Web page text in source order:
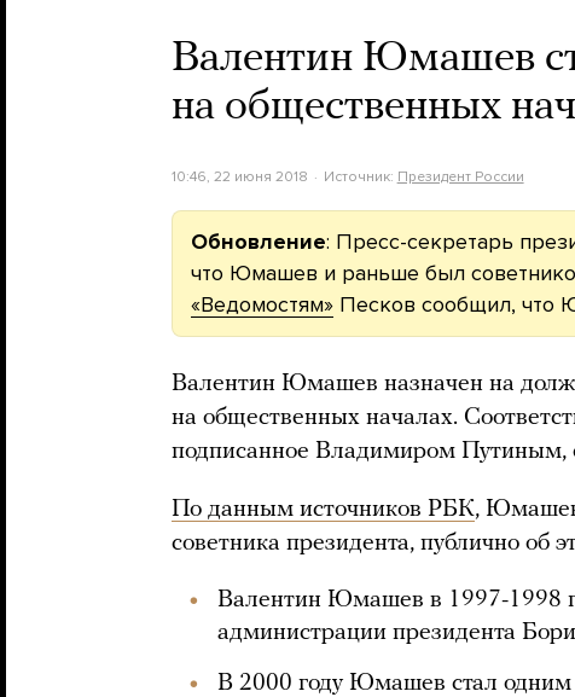
Валентин Юмашев
на общественных
10:46, 22 июня 2018 Источник: Президент России
Обновление: Пресс-секретарь
что Юмашев и раньше был
«Ведомостям» Песков сообщил, что
Валентин Юмашев назначен на
на общественных началах.
подписанное Владимиром Путиным,
По данным источников РБК, Юмашев
советника президента, публично об
Валентин Юмашев в 1997-1998
администрации президента
В 2000 году Юмашев стал одним